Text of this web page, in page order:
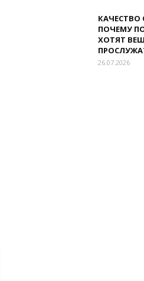
КАЧЕСТВО
ПОЧЕМУ
ХОТЯТ
26.07.2026